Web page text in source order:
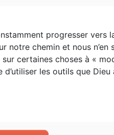
progresser vers
notre chemin et nous n’en
certaines choses à «
d’utiliser les outils que